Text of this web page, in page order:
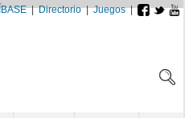
|Directorio|Juegos|